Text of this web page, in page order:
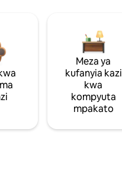
Meza ya
kufanyia kazi
kwa
kompyuta
mpakato